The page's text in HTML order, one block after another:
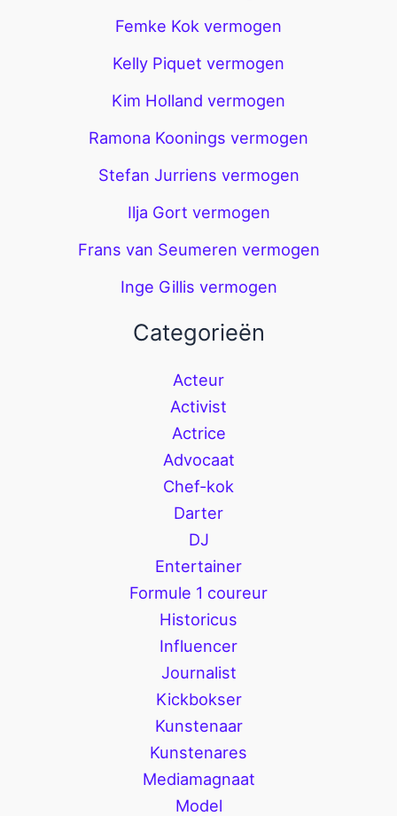
Femke Kok vermogen
Kelly Piquet vermogen
Kim Holland vermogen
Ramona Koonings vermogen
Stefan Jurriens vermogen
Ilja Gort vermogen
Frans van Seumeren vermogen
Inge Gillis vermogen
Categorieën
Acteur
Activist
Actrice
Advocaat
Chef-kok
Darter
DJ
Entertainer
Formule 1 coureur
Historicus
Influencer
Journalist
Kickbokser
Kunstenaar
Kunstenares
Mediamagnaat
Model